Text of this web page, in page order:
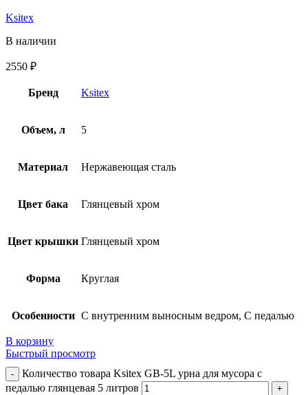
Ksitex
В наличии
2550 ₽
Бренд Ksitex
Объем, л 5
Материал Нержавеющая сталь
Цвет бака Глянцевый хром
Цвет крышки Глянцевый хром
Форма Круглая
Особенности С внутренним выносным ведром, С педалью
В корзину
Быстрый просмотр
Количество товара Ksitex GB-5L урна для мусора с
педалью глянцевая 5 литров